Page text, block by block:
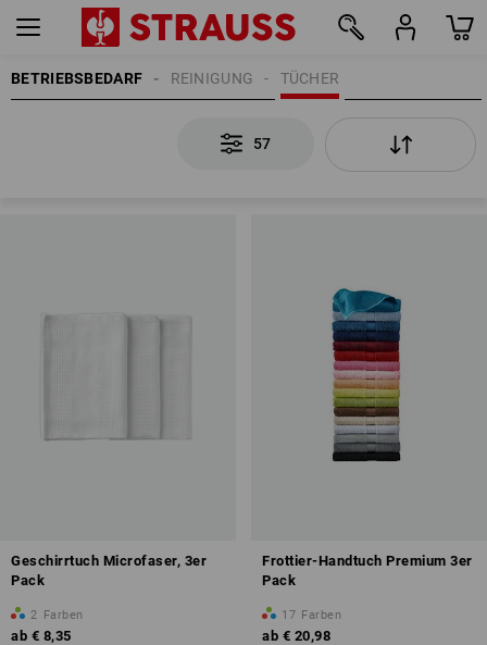
BETRIEBSBEDARF TÜCHER
REINIGUNG
57
Geschirrtuch Microfaser, 3er
Pack
2 Farben
ab € 8,35
Frottier-Handtuch Premium 3er
Pack
17 Farben
ab € 20,98